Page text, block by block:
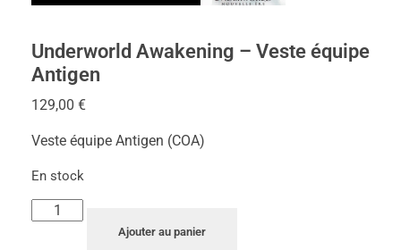
Underworld Awakening – Veste équipe
Antigen
129,00 €
Veste équipe Antigen (COA)
En stock
Ajouter au panier